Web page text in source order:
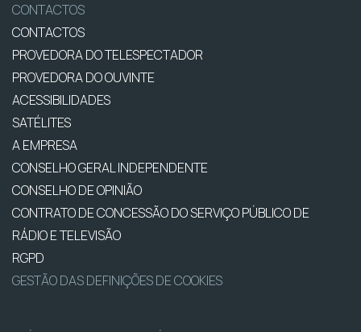
CONTACTOS
CONTACTOS
PROVEDORA DO TELESPECTADOR
PROVEDORA DO OUVINTE
ACESSIBILIDADES
SATÉLITES
A EMPRESA
CONSELHO GERAL INDEPENDENTE
CONSELHO DE OPINIÃO
CONTRATO DE CONCESSÃO DO SERVIÇO PÚBLICO DE
RÁDIO E TELEVISÃO
RGPD
GESTÃO DAS DEFINIÇÕES DE COOKIES